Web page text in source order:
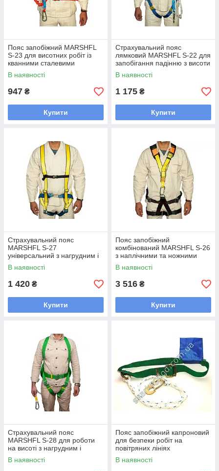
Пояс запобіжний MARSHFL
S-23 для висотних робіт із
кванними сталевими
кільцями й армованою
поліестеровою стрічкою
В наявності
947 ₴
Купити
Страхувальний пояс
лямковий MARSHFL S-22 для
запобігання падінню з висоти
та евакуації того, хто
страждає
В наявності
1 175 ₴
Купити
Страхувальний пояс
MARSHFL S-27
універсальний з нагрудним і
спинним кріпленням для
робіт на висоті вага 18 кг
В наявності
1 420 ₴
Купити
Пояс запобіжний
комбінований MARSHFL S-26
з наплічними та ножними
лямками для роботи на
висоті
В наявності
3 516 ₴
Купити
Страхувальний пояс
MARSHFL S-28 для роботи
на висоті з нагрудним і
спинним кріпленням розмір 1
2 3 обхват талії 640-1500 мм
В наявності
Пояс запобіжний капроновий
для безпеки робіт на
повітряних лініях
електропередавач і
електричних станціях
В наявності